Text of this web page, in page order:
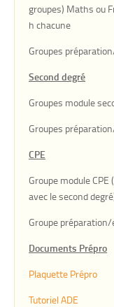
groupes) Maths ou
h chacune
Groupes
Second degré
Groupes module
Groupes
CPE
Groupe module CPE
avec le second
Groupe
Documents Prépro
Plaquette Prépro
Tutoriel ADE